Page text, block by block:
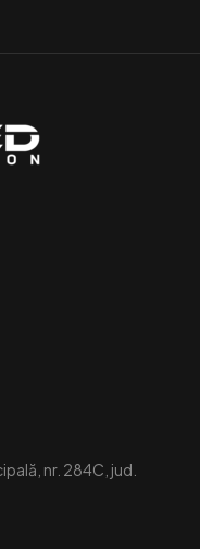
nr. 284C, jud.